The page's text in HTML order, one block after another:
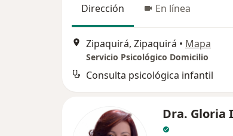
Dirección En línea
Zipaquirá, Zipaquirá • Mapa
Servicio Psicológico Domicilio
Consulta psicológica infantil
Dra. Gloria